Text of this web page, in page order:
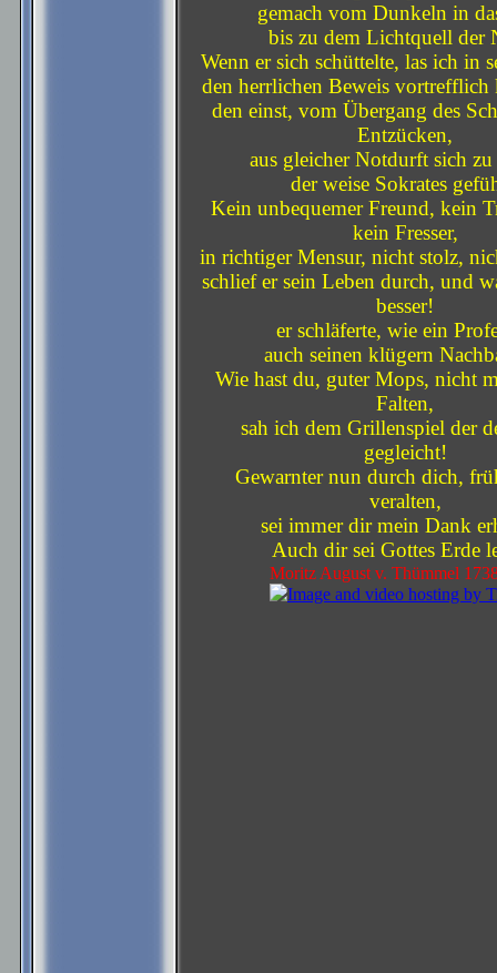
gemach vom Dunkeln in
bis zu dem Lichtquell der
Wenn er sich schüttelte, las ich in
den herrlichen Beweis vortrefflich
den einst, vom Übergang des
Entzücken,
aus gleicher Notdurft sich
der weise Sokrates
Kein unbequemer Freund, kein
kein Fresser,
in richtiger Mensur, nicht stolz,
schlief er sein Leben durch, und
besser!
er schläferte, wie ein
auch seinen klügern
Wie hast du, guter Mops, nicht
Falten,
sah ich dem Grillenspiel der
gegleicht!
Gewarnter nun durch dich,
veralten,
sei immer dir mein Dank
Auch dir sei Gottes Erde
Moritz August v. Thümmel